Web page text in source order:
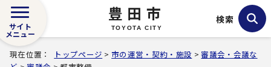
豊田市
TOYOTA CITY
サイト
メニュー
検索
現在位置： トップページ >市の運営・契約・施設 >審議会・会議な